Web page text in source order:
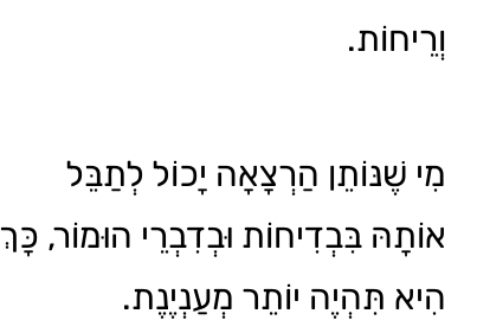
וְרֵיחוֹת.
מִי שֶׁנּוֹתֵן הַרְצָאָה יָכוֹל לְתַבֵּל
אוֹתָהּ בִּבְדִיחוֹת וּבְדִבְרֵי הוּמוֹר, כָּךְ
הִיא תִּהְיֶה יוֹתֵר מְעַנְיֶנֶת.